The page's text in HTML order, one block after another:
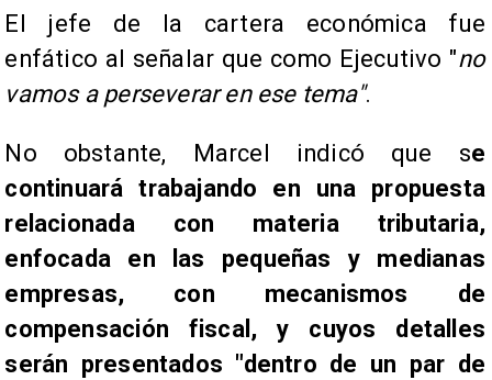
El jefe de la cartera económica fue
enfático al señalar que como Ejecutivo "no
vamos a perseverar en ese tema".
No obstante, Marcel indicó que se
continuará trabajando en una propuesta
relacionada con materia tributaria,
enfocada en las pequeñas y medianas
empresas, con mecanismos de
compensación fiscal, y cuyos detalles
serán presentados "dentro de un par de